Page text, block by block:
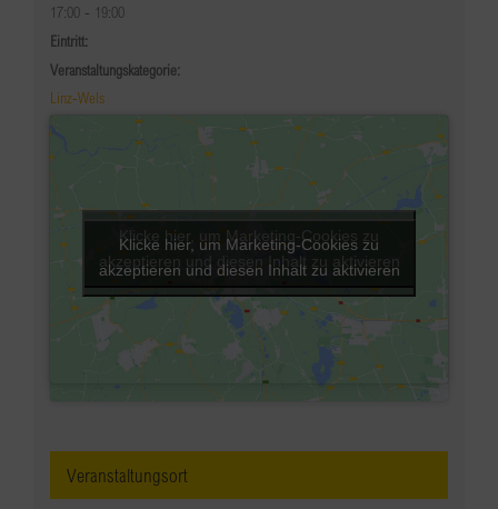
17:00 - 19:00
Eintritt:
Veranstaltungskategorie:
Linz-Wels
Veranstaltungsort
Klicke hier, um Marketing-Cookies zu
akzeptieren und diesen Inhalt zu aktivieren
Klicke hier, um Marketing-Cookies zu
akzeptieren und diesen Inhalt zu aktivieren